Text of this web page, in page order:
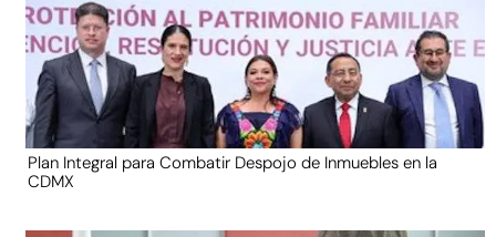
Plan Integral para Combatir Despojo de Inmuebles en la
CDMX